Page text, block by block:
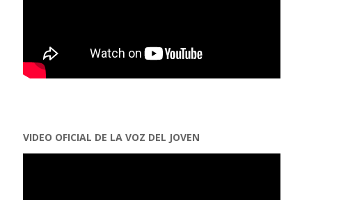
VIDEO OFICIAL DE LA VOZ DEL JOVEN